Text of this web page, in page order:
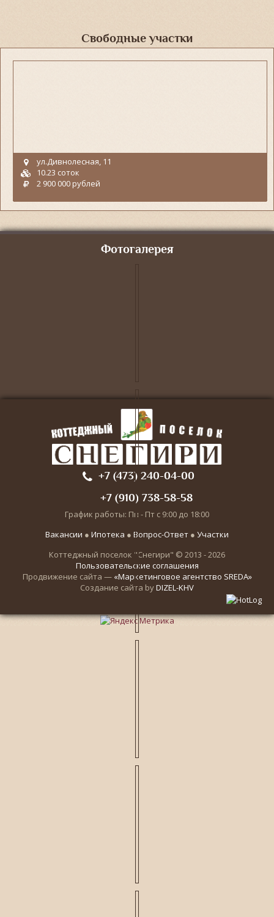
Свободные участки
ул.Дивнолесная, 11
10.23 соток
2 900 000 рублей
Фотогалерея
+7 (473) 240-04-00
+7 (910) 738-58-58
График работы: Пн - Пт с 9:00 до 18:00
Вакансии ● Ипотека ● Вопрос-Ответ ● Участки
Коттеджный поселок "Снегири" © 2013 - 2026
Пользовательские соглашения
Продвижение сайта — «Маркетинговое агентство SREDA»
Создание сайта byDIZEL-KHV